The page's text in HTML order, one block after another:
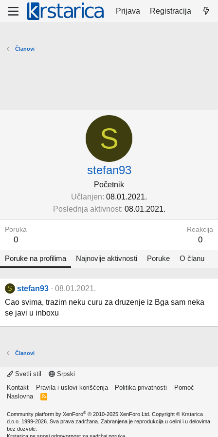
Prijava Registracija
Članovi
S
stefan93
Početnik
Učlanjen 08.01.2021.
Poslednja aktivnost 08.01.2021.
Poruka
0
Reakcija
0
Poruke na profilima Najnovije aktivnosti Poruke O članu
S stefan93
08.01.2021.
Cao svima, trazim neku curu za druzenje iz Bga sam neka
se javi u inboxu
Članovi
Svetli stil
Srpski
Kontakt
Pravila i uslovi korišćenja Politika privatnosti
Pomoć
Naslovna
R
Community platform by XenForo® © 2010-2025 XenForo Ltd. Copyright © Krstarica
d.o.o. 1999-2026. Sva prava zadržana. Zabranjena je reprodukcija u celini i u delovima
bez dozvole.